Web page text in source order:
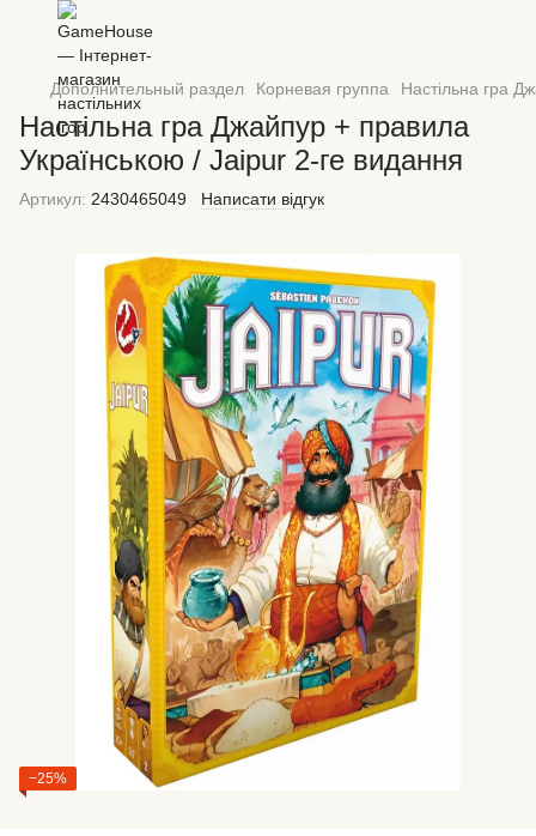
Дополнительный раздел Корневая группа Настільна гра
Настільна гра Джайпур + правила
Українською / Jaipur 2-ге видання
Артикул: 2430465049 Написати відгук
−25%